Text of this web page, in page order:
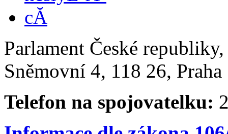
Parlament České
Sněmovní 4, 118 26,
Telefon na spojovatelku: